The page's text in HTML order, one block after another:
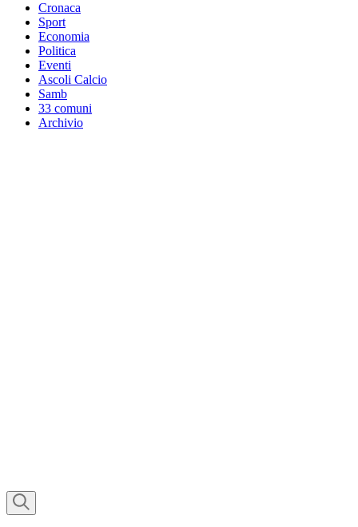
Cronaca
Sport
Economia
Politica
Eventi
Ascoli Calcio
Samb
33 comuni
Archivio